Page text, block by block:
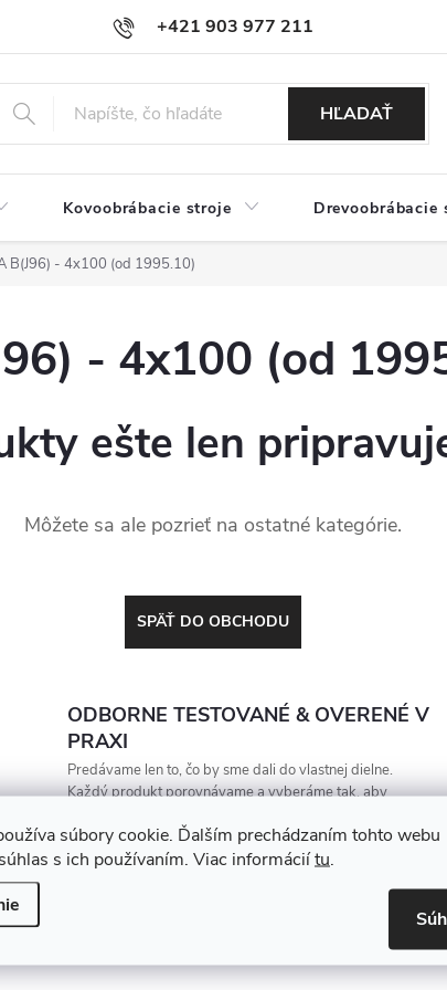
súbory cookie. Ďalším prechádzaním tohto webu
s ich používaním. Viac informáciítu.
+421 903 977 211
Podmienky ochrany osobných údajov
HĽADAŤ
Kovoobrábacie stroje Drevoobrábacie
B(J96) - 4x100 (od 1995.10)
- 4x100 (od
ešte len
Môžete sa ale pozrieť na ostatné kategórie.
SPÄŤ DO OBCHODU
ODBORNE TESTOVANÉ & OVERENÉ V
PRAXI
Predávame len to, čo by sme dali do vlastnej dielne.
Každý produkt porovnávame a vyberáme tak, aby